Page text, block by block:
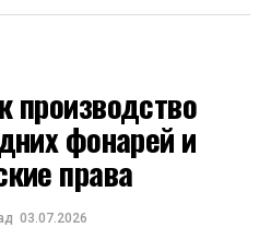
производство
фонарей и
права
03.07.2026